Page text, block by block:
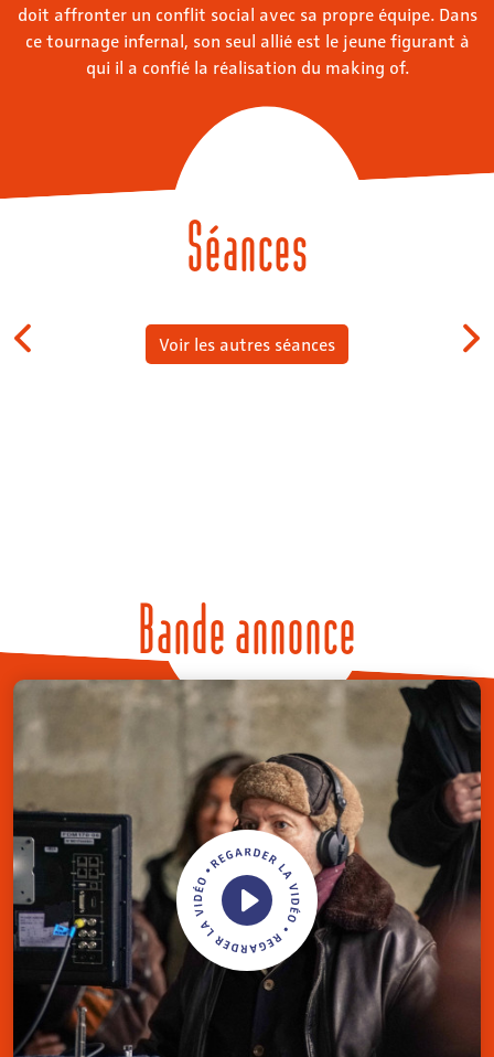
doit affronter un conflit social avec sa propre équipe. Dans
ce tournage infernal, son seul allié est le jeune figurant à
qui il a confié la réalisation du making of.
Séances
Voir les autres séances
Bande annonce